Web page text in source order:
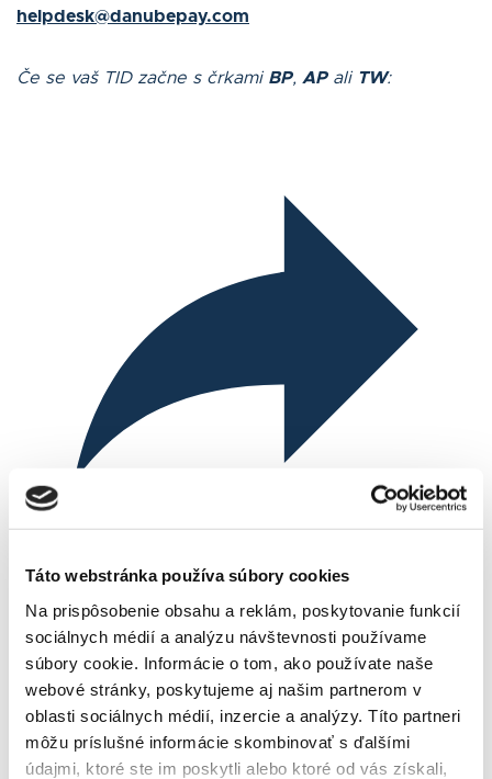
Táto webstránka používa súbory cookies
Na prispôsobenie obsahu a reklám, poskytovanie funkcií
sociálnych médií a analýzu návštevnosti používame
súbory cookie. Informácie o tom, ako používate naše
webové stránky, poskytujeme aj našim partnerom v
oblasti sociálnych médií, inzercie a analýzy. Títo partneri
môžu príslušné informácie skombinovať s ďalšími
údajmi, ktoré ste im poskytli alebo ktoré od vás získali,
helpdesk@danubepay.com
Če se vaš TID začne s črkami BP, APali TW:
Kontaktirajte neposredno procesorja plačil, podjetje
Nexi Central Europe:rs.msupport@nexigroup.com
Če gre za transakcijo starejšo od 1 dneva,
na naš helpdesk